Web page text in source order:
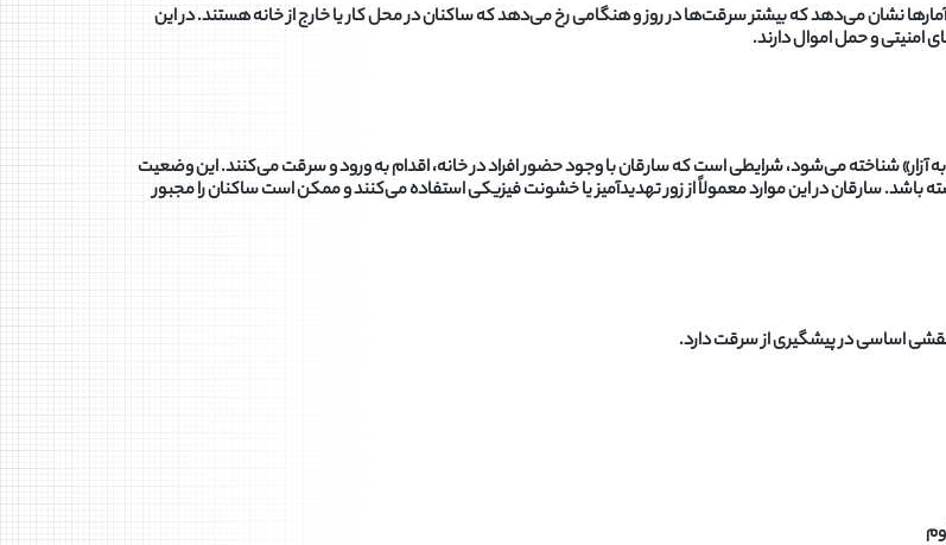
نشان می‌دهد که بیشتر سرقت‌ها در روز و هنگامی رخ می‌دهد که ساکنان در محل کار یا خارج از خانه هستند. در این
و حمل اموال دارند.
شناخته می‌شود، شرایطی است که سارقان با وجود حضور افراد در خانه، اقدام به ورود و سرقت می‌کنند. این وضعیت
باشد. سارقان در این موارد معمولاً از زور تهدیدآمیز یا خشونت فیزیکی استفاده می‌کنند و ممکن است ساکنان را مجبور
اساسی در پیشگیری از سرقت دارد.